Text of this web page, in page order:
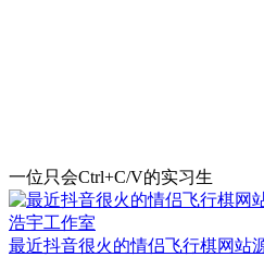
一位只会Ctrl+C/V的实习生
最近抖音很火的情侣飞行棋网站